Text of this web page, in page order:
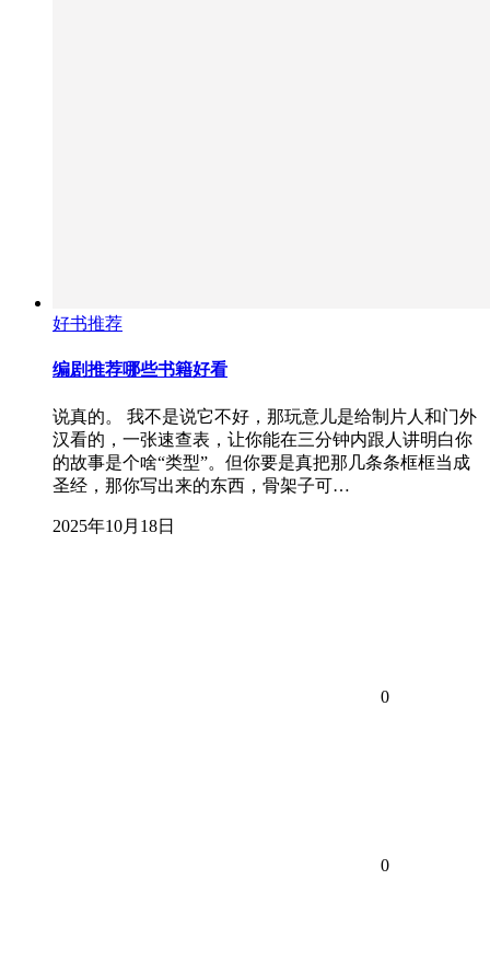
好书推荐
编剧推荐哪些书籍好看
说真的。 我不是说它不好，那玩意儿是给制片人和门外
汉看的，一张速查表，让你能在三分钟内跟人讲明白你
的故事是个啥“类型”。但你要是真把那几条条框框当成
圣经，那你写出来的东西，骨架子可…
2025年10月18日
0
0